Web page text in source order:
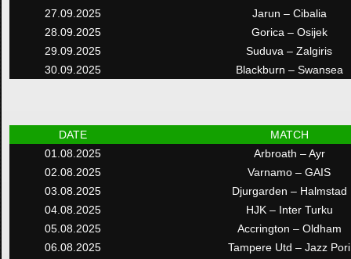
27.09.2025
Jarun – Cibalia
28.09.2025
Gorica – Osijek
29.09.2025
Suduva – Zalgiris
30.09.2025
Blackburn – Swansea
DATE
MATCH
01.08.2025
Arbroath – Ayr
02.08.2025
Varnamo – GAIS
03.08.2025
Djurgarden – Halmstad
04.08.2025
HJK – Inter Turku
05.08.2025
Accrington – Oldham
06.08.2025
Tampere Utd – Jazz Pori